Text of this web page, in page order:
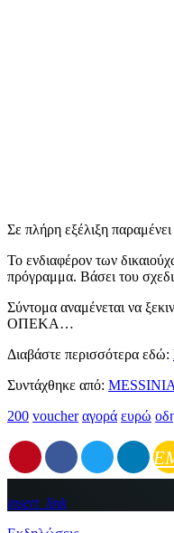
Σε πλήρη εξέλιξη
Το ενδιαφέρον των
πρόγραμμα. Βάσει του
Σύντομα αναμένεται να
ΟΠΕΚΑ…
Διαβάστε περισσότερα εδώ:
Συντάχθηκε από:
200 voucher αγορά ευρώ
insert_link